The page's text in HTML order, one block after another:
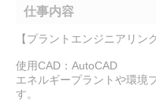
仕事内容
【プラントエンジニアリン
使用CAD：AutoCAD
エネルギープラントや環境
す。